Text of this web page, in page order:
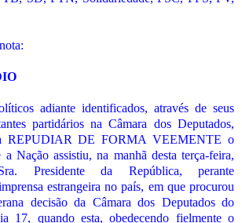
adiante identificados, através de seus
partidários na Câmara dos Deputados,
REPUDIAR DE FORMA VEEMENTE o
a Nação assistiu, na manhã desta terça-feira,
Presidente da República, perante
estrangeira no país, em que procurou
decisão da Câmara dos Deputados do
17, quando esta, obedecendo fielmente o